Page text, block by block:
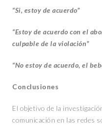
“Si, estoy de acuerdo”
“Estoy de acuerdo con el
culpable de la violación”
“No estoy de acuerdo, el
Conclusiones
El objetivo de la
comunicación en las redes